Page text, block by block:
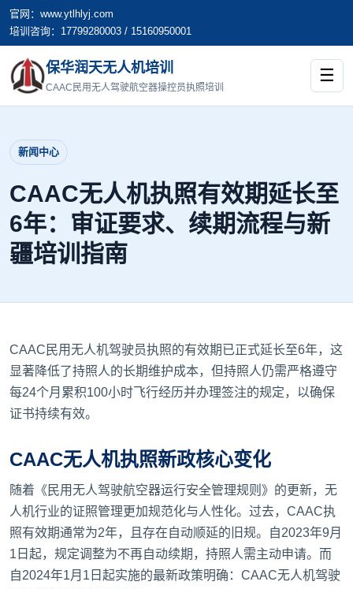
官网：www.ytlhlyj.com
培训咨询：17799280003 / 15160950001
保华润天无人机培训
CAAC民用无人驾驶航空器操控员执照培训
☰
新闻中心
CAAC无人机执照有效期延长至
6年：审证要求、续期流程与新
疆培训指南
CAAC民用无人机驾驶员执照的有效期已正式延长至6年，这
显著降低了持照人的长期维护成本，但持照人仍需严格遵守
每24个月累积100小时飞行经历并办理签注的规定，以确保
证书持续有效。
CAAC无人机执照新政核心变化
随着《民用无人驾驶航空器运行安全管理规则》的更新，无
人机行业的证照管理更加规范化与人性化。过去，CAAC执
照有效期通常为2年，且存在自动顺延的旧规。自2023年9月
1日起，规定调整为不再自动续期，持照人需主动申请。而
自2024年1月1日起实施的最新政策明确：CAAC无人机驾驶